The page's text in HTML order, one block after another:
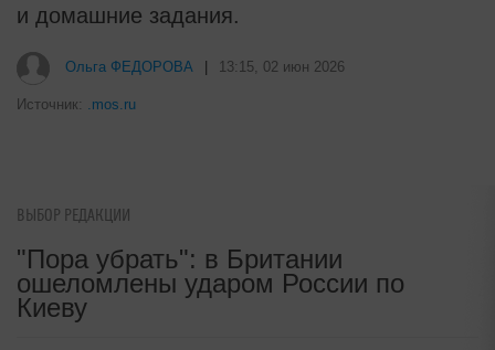
и домашние задания.
Рак начинается не с боли: онколог
Т-Банк выпустил карты с запахом!
ВЫБОР РЕДАКЦИИ
"Пора убрать": в Британии
ошеломлены ударом России по
Киеву